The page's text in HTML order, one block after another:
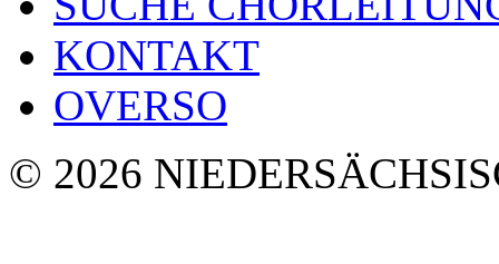
KONTAKT
OVERSO
© 2026